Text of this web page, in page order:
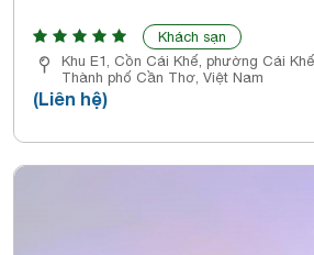
Khách sạn
Khu E1, Cồn Cái Khế, phường Cái
Thành phố Cần Thơ, Việt Nam
(Liên hệ)